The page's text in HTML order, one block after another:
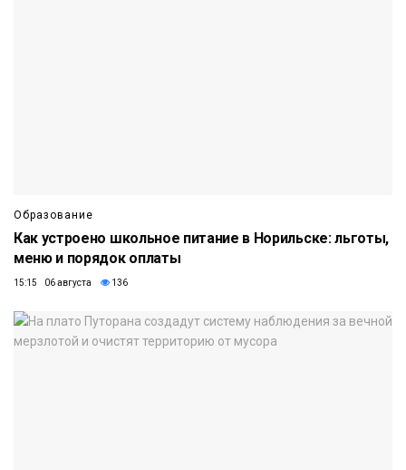
Образование
Как устроено школьное питание в Норильске: льготы,
меню и порядок оплаты
15:15 06 августа 136